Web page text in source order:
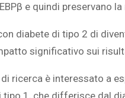
e quindi preservano
diabete di tipo 2 di
significativo sui
ricerca è interessato a